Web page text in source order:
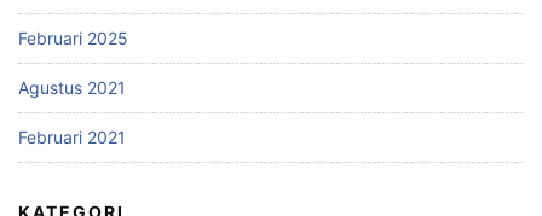
Februari 2025
Agustus 2021
Februari 2021
KATEGORI